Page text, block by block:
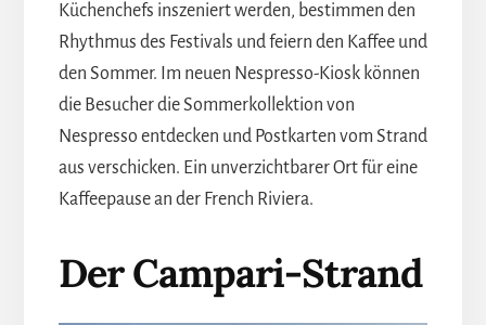
Küchenchefs inszeniert werden, bestimmen den
Rhythmus des Festivals und feiern den Kaffee und
den Sommer. Im neuen Nespresso-Kiosk können
die Besucher die Sommerkollektion von
Nespresso entdecken und Postkarten vom Strand
aus verschicken. Ein unverzichtbarer Ort für eine
Kaffeepause an der French Riviera.
Der Campari-Strand